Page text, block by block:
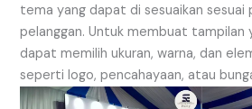
tema yang dapat di sesuaikan sesuai
pelanggan. Untuk membuat tampilan
dapat memilih ukuran, warna, dan
seperti logo, pencahayaan, atau